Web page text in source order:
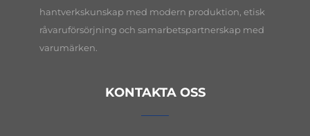
hantverkskunskap med modern produktion, etisk
råvaruförsörjning och samarbetspartnerskap med
varumärken.
KONTAKTA OSS